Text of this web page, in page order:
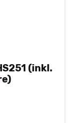
(inkl.